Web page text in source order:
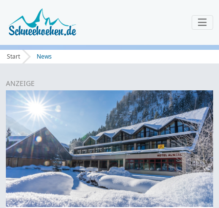
Start News
ANZEIGE